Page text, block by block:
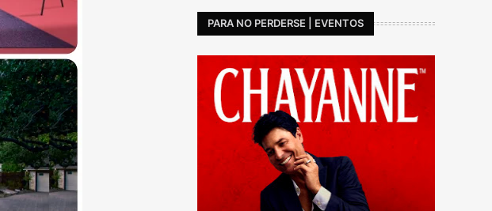
PARA NO PERDERSE | EVENTOS